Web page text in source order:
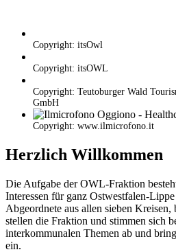
Copyright: itsOwl
Copyright: itsOWL
Copyright: Teutoburger Wald
GmbH
Copyright: www.ilmicrofono.it
Herzlich Willkommen
Die Aufgabe der OWL-Fraktion
Interessen für ganz Ostwestfalen-
Abgeordnete aus allen sieben
stellen die Fraktion und stimmen sich
interkommunalen Themen ab und
ein.